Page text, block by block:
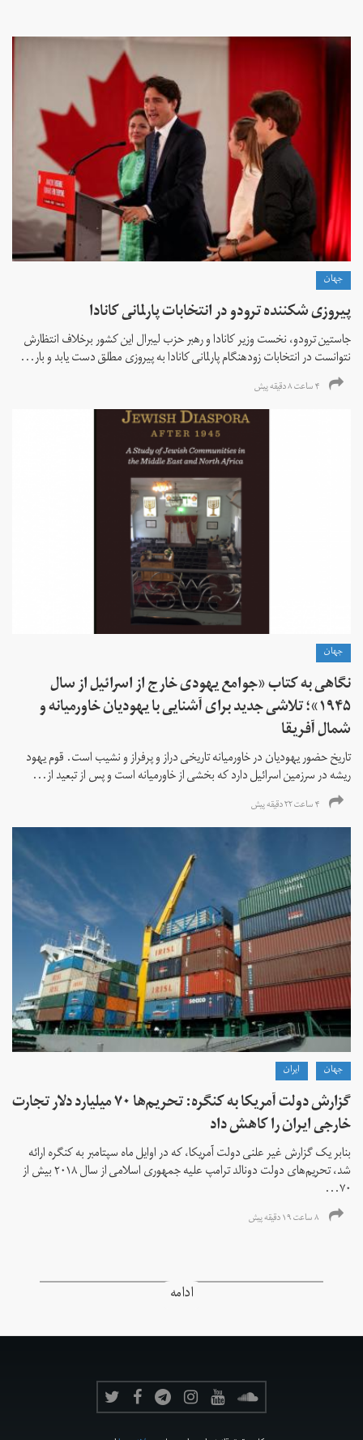
جهان
پیروزی شکننده ترودو در انتخابات پارلمانی کانادا
جاستین ترودو، نخست وزیر کانادا و رهبر حزب لیبرال این کشور برخلاف انتظارش
نتوانست در انتخابات زود‌هنگام پارلمانی کانادا به پیروزی مطلق دست یابد و بار...
۴ ساعت ۸ دقیقه پیش
جهان
نگاهی به کتاب «جوامع یهودی خارج از اسرائیل از سال
۱۹۴۵»؛ تلاشی جدید برای آشنایی با یهودیان خاورمیانه و
شمال آفریقا
تاریخ حضور یهودیان در خاورمیانه تاریخی دراز و پرفراز و نشیب است. قوم یهود
ریشه در سرزمین اسرائیل دارد که بخشی از خاورمیانه است و پس از تبعید از...
۴ ساعت ۲۲ دقیقه پیش
جهان ايران
گزارش دولت آمریکا به کنگره: تحریم‌ها ۷۰ میلیارد دلار تجارت
خارجی ایران را کاهش داد
بنابر یک گزارش غیر علنی دولت آمریکا، که در اوایل ماه سپتامبر به کنگره ارائه
شد، تحریم‌های دولت دونالد ترامپ علیه جمهوری اسلامی از سال ۲۰۱۸ بیش از
۷۰...
۸ ساعت ۱۹ دقیقه پیش
ادامه